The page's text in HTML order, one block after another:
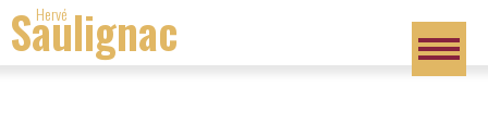
Hervé
Saulignac